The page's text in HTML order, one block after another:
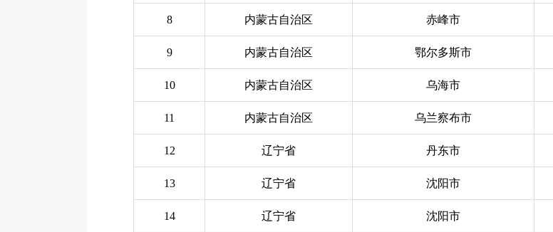
8 内蒙古自治区 赤峰市
9 内蒙古自治区 鄂尔多斯市
10 内蒙古自治区 乌海市
11 内蒙古自治区 乌兰察布市
12 辽宁省 丹东市
13 辽宁省 沈阳市
14 辽宁省 沈阳市